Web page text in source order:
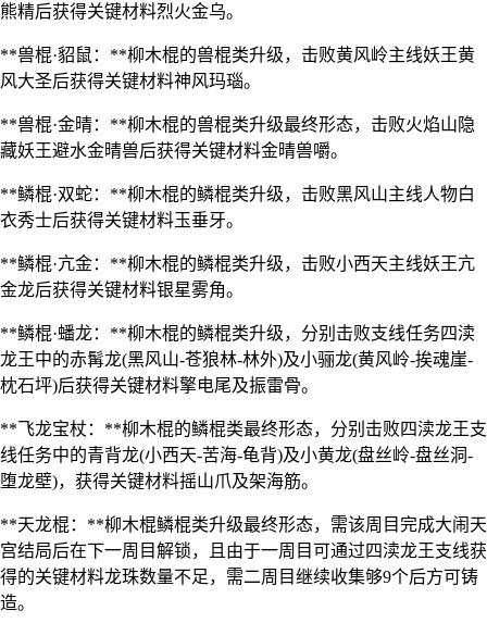
熊精后获得关键材料烈火金乌。
**兽棍·貂鼠：**柳木棍的兽棍类升级，击败黄风岭主线妖王黄
风大圣后获得关键材料神风玛瑙。
**兽棍·金晴：**柳木棍的兽棍类升级最终形态，击败火焰山隐
藏妖王避水金晴兽后获得关键材料金晴兽嚼。
**鳞棍·双蛇：**柳木棍的鳞棍类升级，击败黑风山主线人物白
衣秀士后获得关键材料玉垂牙。
**鳞棍·亢金：**柳木棍的鳞棍类升级，击败小西天主线妖王亢
金龙后获得关键材料银星雾角。
**鳞棍·蟠龙：**柳木棍的鳞棍类升级，分别击败支线任务四渎
龙王中的赤髯龙(黑风山-苍狼林-林外)及小骊龙(黄风岭-挨魂崖-
枕石坪)后获得关键材料擎电尾及振雷骨。
**飞龙宝杖：**柳木棍的鳞棍类最终形态，分别击败四渎龙王支
线任务中的青背龙(小西天-苦海-龟背)及小黄龙(盘丝岭-盘丝洞-
堕龙壁)，获得关键材料摇山爪及架海筋。
**天龙棍：**柳木棍鳞棍类升级最终形态，需该周目完成大闹天
宫结局后在下一周目解锁，且由于一周目可通过四渎龙王支线获
得的关键材料龙珠数量不足，需二周目继续收集够9个后方可铸
造。